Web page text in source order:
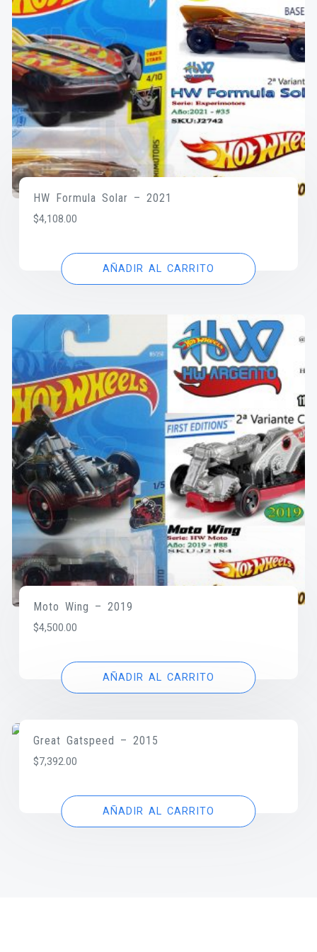
HW Formula Solar – 2021
$4,108.00
AÑADIR AL CARRITO
Moto Wing – 2019
$4,500.00
AÑADIR AL CARRITO
Great Gatspeed – 2015
$7,392.00
AÑADIR AL CARRITO